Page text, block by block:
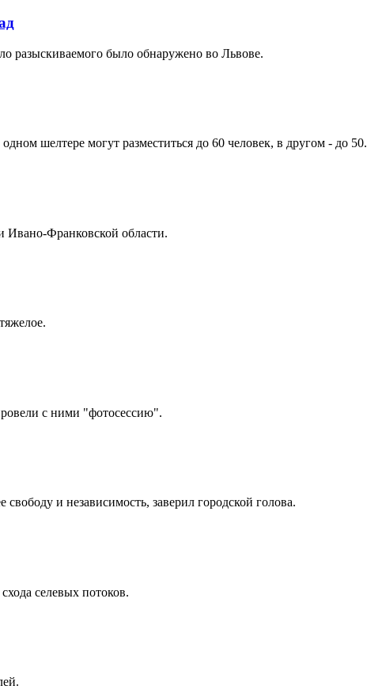
разыскиваемого было обнаружено во Львове.
шелтере могут разместиться до 60 человек, в другом - до 50.
Ивано-Франковской области.
с ними "фотосессию".
и независимость, заверил городской голова.
селевых потоков.